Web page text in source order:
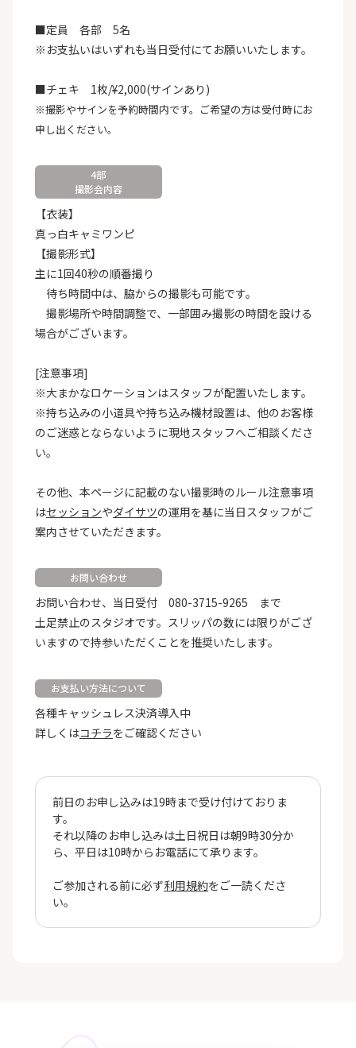
■定員 各部 5名
※お支払いはいずれも当日受付にてお願いいたします。
■チェキ 1枚/¥2,000(サインあり)
※撮影やサインを予約時間内です。ご希望の方は受付時にお
申し出ください。
4部
撮影会内容
【衣装】
真っ白キャミワンピ
【撮影形式】
主に1回40秒の順番撮り
待ち時間中は、脇からの撮影も可能です。
撮影場所や時間調整で、一部囲み撮影の時間を設ける
場合がございます。
[注意事項]
※大まかなロケーションはスタッフが配置いたします。
※持ち込みの小道具や持ち込み機材設置は、他のお客様
のご迷惑とならないように現地スタッフへご相談くださ
い。
その他、本ページに記載のない撮影時のルール注意事項
はセッションやダイサツの運用を基に当日スタッフがご
案内させていただきます。
お問い合わせ
お問い合わせ、当日受付 080-3715-9265 まで
土足禁止のスタジオです。スリッパの数には限りがござ
いますので持参いただくことを推奨いたします。
お支払い方法について
各種キャッシュレス決済導入中
詳しくはコチラをご確認ください
前日のお申し込みは19時まで受け付けておりま
す。
それ以降のお申し込みは土日祝日は朝9時30分か
ら、平日は10時からお電話にて承ります。
ご参加される前に必ず利用規約をご一読くださ
い。